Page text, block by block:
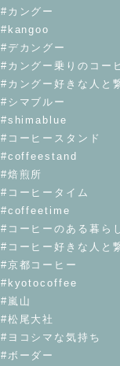
#カングー
#kangoo
#デカングー
#カングー乗りのコー
#カングー好きな人と
#シマブルー
#shimablue
#コーヒースタンド
#coffeestand
#焙煎所
#コーヒータイム
#coffeetime
#コーヒーのある暮ら
#コーヒー好きな人と
#京都コーヒー
#kyotocoffee
#嵐山
#松尾大社
#ヨコシマな気持ち
#ボーダー